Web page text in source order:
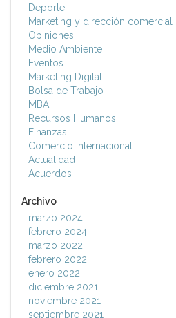
Deporte
Marketing y dirección comercial
Opiniones
Medio Ambiente
Eventos
Marketing Digital
Bolsa de Trabajo
MBA
Recursos Humanos
Finanzas
Comercio Internacional
Actualidad
Acuerdos
Archivo
marzo 2024
febrero 2024
marzo 2022
febrero 2022
enero 2022
diciembre 2021
noviembre 2021
septiembre 2021